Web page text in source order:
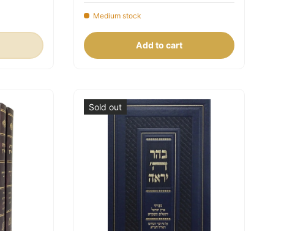
Medium stock
Add to cart
Sold out